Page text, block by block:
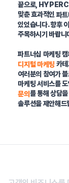
끝으로,
맞춘 효과적인파
있었습니다. 향후
주목하시기 바랍니
파트너십 마케팅
디지털 마케팅 카
여러분의 참여가
마케팅 서비스를
문의를 통해 상담
솔루션을 제안해드